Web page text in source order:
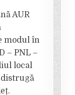
AUR
modul în
– PNL –
local
distrugă